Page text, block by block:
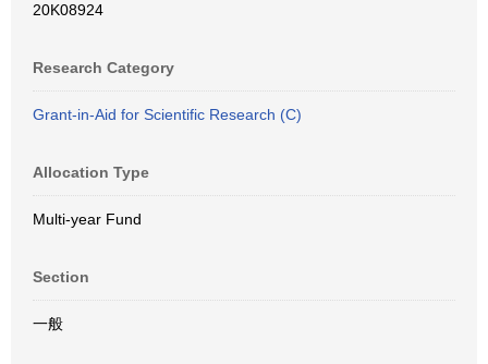
20K08924
Research Category
Grant-in-Aid for Scientific Research (C)
Allocation Type
Multi-year Fund
Section
一般